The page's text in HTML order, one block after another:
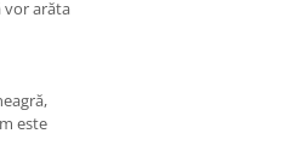
vor arăta
este